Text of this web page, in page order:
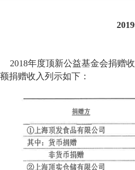
2018年度顶新公益基金会捐赠
额捐赠收入列示如下：